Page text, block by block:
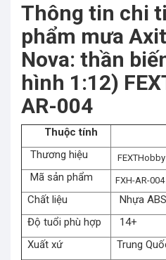
Thông tin chi
phẩm mưa
Nova: thần
hình 1:12)
AR-004
Thuộc tính
Thương hiệu
FEXTHobby
Mã sản phẩm FXH-AR-004
Chất liệu
Nhựa ABS
Độ tuổi phù hợp
14+
Xuất xứ
Trung